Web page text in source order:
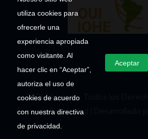
utiliza cookies para
ofrecerle una
experiencia apropiada
como visitante. Al
hacer clic en “Aceptar”,
autoriza el uso de
cookies de acuerdo
con nuestra directiva
de privacidad.
Aceptar
© 2026 Umecit – Todos los
Aviso de Privacidad